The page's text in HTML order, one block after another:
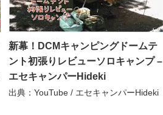
新幕！DCMキャンピングドームテ
ント初張りレビューソロキャンプ –
エセキャンパーHideki
出典：YouTube / エセキャンパーHideki